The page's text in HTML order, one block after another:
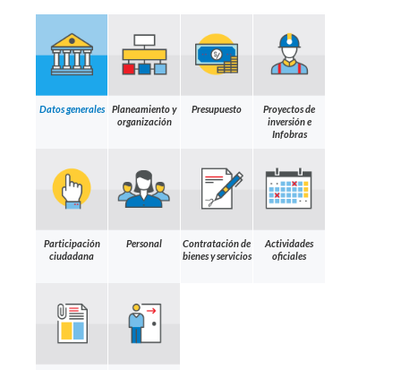
Datos generales
Planeamiento y
organización
Presupuesto
Proyectos de
inversión e
Infobras
Participación
ciudadana
Personal
Contratación de
bienes y servicios
Actividades
oficiales